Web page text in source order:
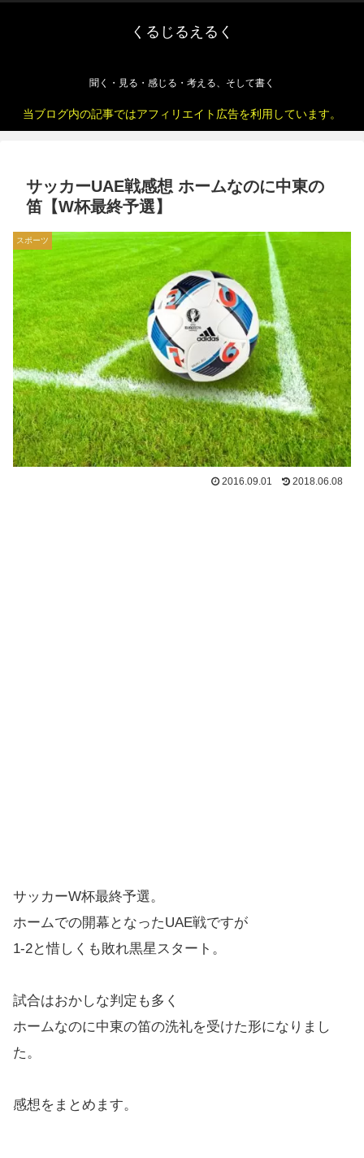
くるじるえるく
聞く・見る・感じる・考える、そして書く
当ブログ内の記事ではアフィリエイト広告を利用しています。
サッカーUAE戦感想 ホームなのに中東の
笛【W杯最終予選】
スポーツ
2016.09.01 2018.06.08
サッカーW杯最終予選。
ホームでの開幕となったUAE戦ですが
1-2と惜しくも敗れ黒星スタート。
試合はおかしな判定も多く
ホームなのに中東の笛の洗礼を受けた形になりまし
た。
感想をまとめます。